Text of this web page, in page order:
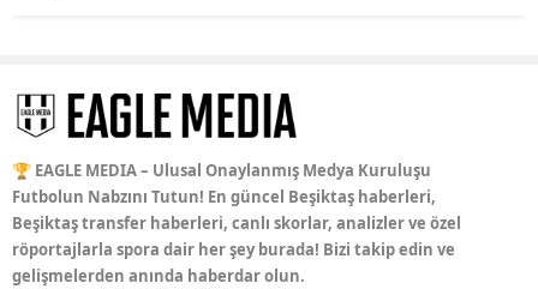
🏆 EAGLE MEDIA – Ulusal Onaylanmış Medya Kuruluşu
Futbolun Nabzını Tutun! En güncel Beşiktaş haberleri,
Beşiktaş transfer haberleri, canlı skorlar, analizler ve özel
röportajlarla spora dair her şey burada! Bizi takip edin ve
gelişmelerden anında haberdar olun.